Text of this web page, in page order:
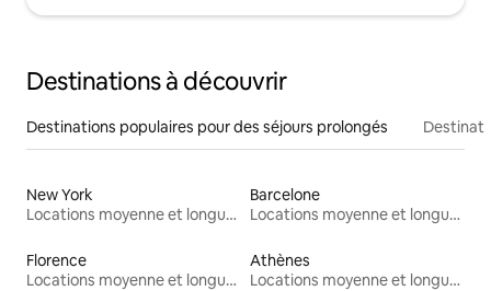
Destinations à découvrir
Destinations populaires pour des séjours prolongés
New York
Locations moyenne et longue durée
Barcelone
Locations moyenne et longue durée
Florence
Locations moyenne et longue durée
Athènes
Locations moyenne et longue durée